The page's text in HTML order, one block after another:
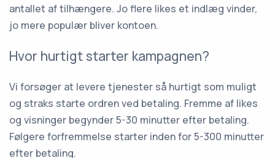
antallet af tilhængere. Jo flere likes et indlæg vinder,
jo mere populær bliver kontoen.
Hvor hurtigt starter kampagnen?
Vi forsøger at levere tjenester så hurtigt som muligt
og straks starte ordren ved betaling. Fremme af likes
og visninger begynder 5-30 minutter efter betaling.
Følgere forfremmelse starter inden for 5-300 minutter
efter betaling.